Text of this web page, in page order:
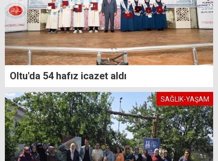
Oltu'da 54 hafız icazet aldı
SAĞLIK-YAŞAM